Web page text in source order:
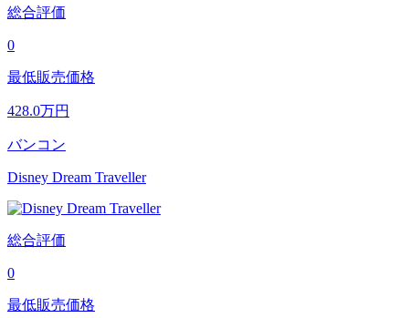
総合評価
0
最低販売価格
428.0万円
バンコン
Disney Dream Traveller
総合評価
0
最低販売価格